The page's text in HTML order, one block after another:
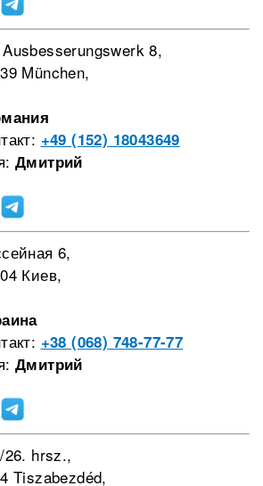
8,
München,
+49 (152) 18043649
Дмитрий
6,
Киев,
+38 (068) 748-77-77
Дмитрий
26. hrsz.,
Tiszabezdéd,